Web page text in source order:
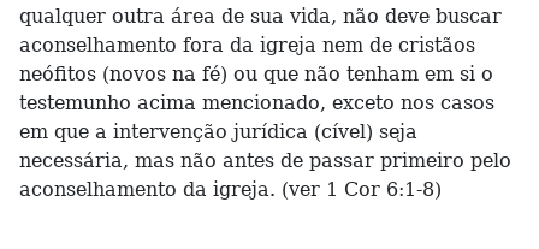
qualquer outra área de sua vida, não deve buscar
aconselhamento fora da igreja nem de cristãos
neófitos (novos na fé) ou que não tenham em si o
testemunho acima mencionado, exceto nos casos
em que a intervenção jurídica (cível) seja
necessária, mas não antes de passar primeiro pelo
aconselhamento da igreja. (ver 1 Cor 6:1-8)